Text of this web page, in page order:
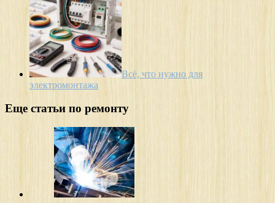
Всё, что нужно для
электромонтажа
Еще статьи по ремонту